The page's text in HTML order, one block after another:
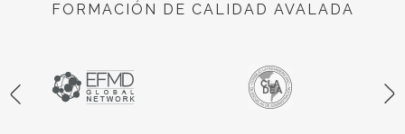
FORMACIÓN DE CALIDAD AVALADA